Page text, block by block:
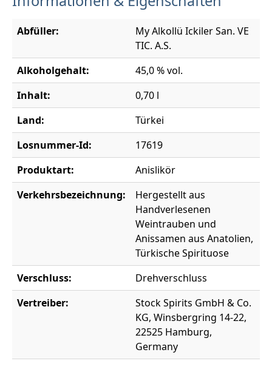
Abfüller:
My Alkollü Ickiler San. VE
TIC. A.S.
Alkoholgehalt:
45,0 % vol.
Inhalt:
0,70 l
Land:
Türkei
Losnummer-Id:
17619
Produktart:
Anislikör
Verkehrsbezeichnung:
Hergestellt aus
Handverlesenen
Weintrauben und
Anissamen aus Anatolien,
Türkische Spirituose
Verschluss:
Drehverschluss
Vertreiber:
Stock Spirits GmbH & Co.
KG, Winsbergring 14-22,
22525 Hamburg,
Germany